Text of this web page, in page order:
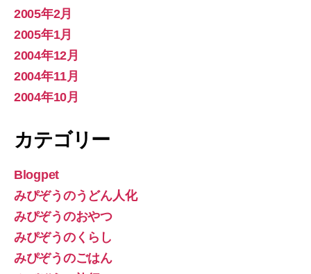
2005年2月
2005年1月
2004年12月
2004年11月
2004年10月
カテゴリー
Blogpet
みぴぞうのうどん人化
みぴぞうのおやつ
みぴぞうのくらし
みぴぞうのごはん